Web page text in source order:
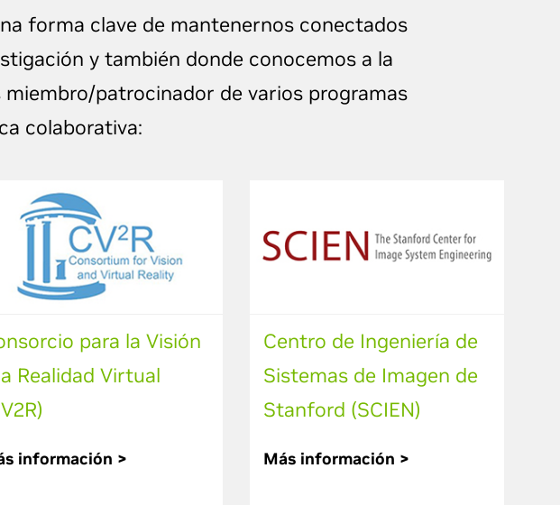
forma clave de mantenernos conectados
y también donde conocemos a la
patrocinador de varios programas
colaborativa:
para la Visión
Realidad Virtual
información >
Centro de Ingeniería de
Sistemas de Imagen de
Stanford (SCIEN)
Más información >